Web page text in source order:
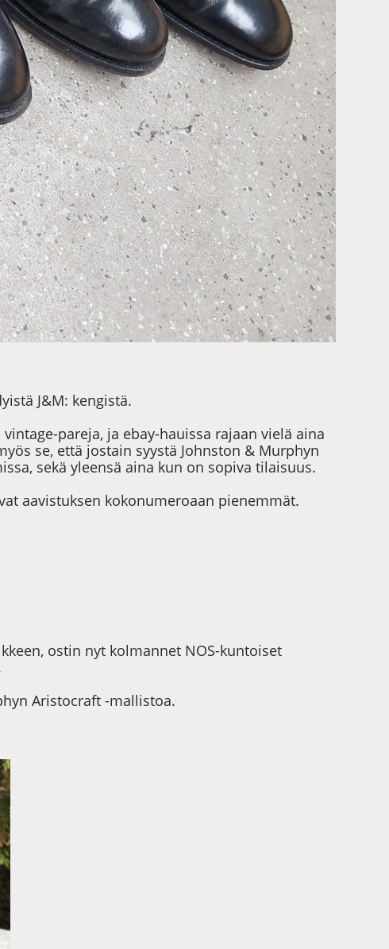
J&M: kengistä.
pareja, ja ebay-hauissa rajaan vielä aina
se, että jostain syystä Johnston & Murphyn
sekä yleensä aina kun on sopiva tilaisuus.
aavistuksen kokonumeroaan pienemmät.
ostin nyt kolmannet NOS-kuntoiset
Aristocraft -mallistoa.